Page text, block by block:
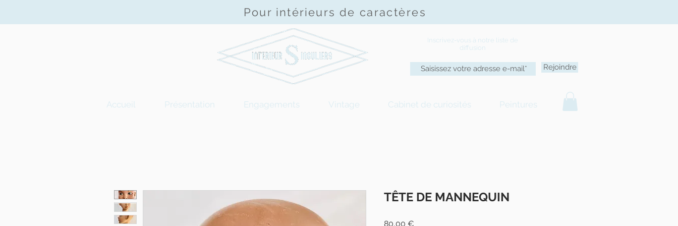
Pour intérieurs de caractères
Inscrivez-vous à notre liste de
diffusion
Rejoindre
Accueil Présentation Engagements Vintage Cabinet de curiosités Peintures
TÊTE DE MANNEQUIN
80,00 €